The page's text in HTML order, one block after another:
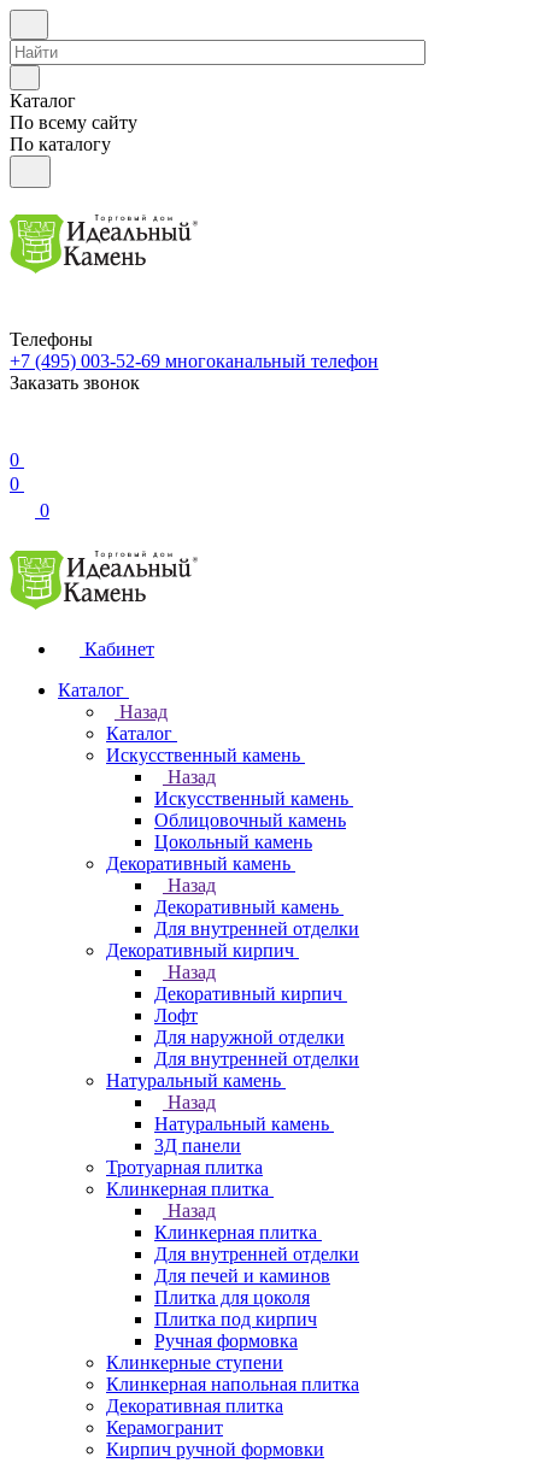
Каталог
По всему сайту
По каталогу
Телефоны
+7 (495) 003-52-69 многоканальный телефон
Заказать звонок
0
0
0
Кабинет
Каталог
Назад
Каталог
Искусственный камень
Назад
Искусственный камень
Облицовочный камень
Цокольный камень
Декоративный камень
Назад
Декоративный камень
Для внутренней отделки
Декоративный кирпич
Назад
Декоративный кирпич
Лофт
Для наружной отделки
Для внутренней отделки
Натуральный камень
Назад
Натуральный камень
3Д панели
Тротуарная плитка
Клинкерная плитка
Назад
Клинкерная плитка
Для внутренней отделки
Для печей и каминов
Плитка для цоколя
Плитка под кирпич
Ручная формовка
Клинкерные ступени
Клинкерная напольная плитка
Декоративная плитка
Керамогранит
Кирпич ручной формовки